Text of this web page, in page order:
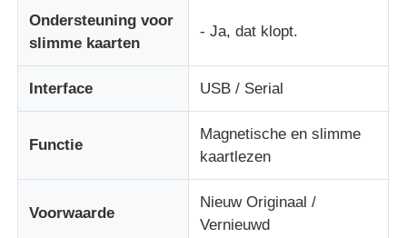
NCR ATM-onderdelen
Wincor ATM-onderdelen
Hyosung ATM onderdelen
Ondersteuning voor
slimme kaarten
- Ja, dat klopt.
Interface USB / Serial
Functie
Magnetische en slimme
kaartlezen
Voorwaarde
Nieuw Originaal /
Vernieuwd